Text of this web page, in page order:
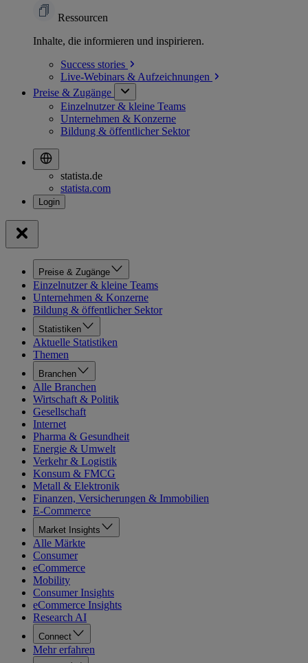
Ressourcen
Inhalte, die informieren und inspirieren.
Success stories
Live-Webinars & Aufzeichnungen
Preise & Zugänge
Einzelnutzer & kleine Teams
Unternehmen & Konzerne
Bildung & öffentlicher Sektor
statista.de
statista.com
Preise & Zugänge
Einzelnutzer & kleine Teams
Unternehmen & Konzerne
Bildung & öffentlicher Sektor
Statistiken
Aktuelle Statistiken
Themen
Branchen
Alle Branchen
Wirtschaft & Politik
Gesellschaft
Internet
Pharma & Gesundheit
Energie & Umwelt
Verkehr & Logistik
Konsum & FMCG
Metall & Elektronik
Finanzen, Versicherungen & Immobilien
E-Commerce
Market Insights
Alle Märkte
Consumer
eCommerce
Mobility
Consumer Insights
eCommerce Insights
Research AI
Connect
Mehr erfahren